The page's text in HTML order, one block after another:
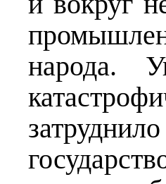
народа.